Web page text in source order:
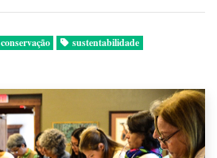
conservação sustentabilidade